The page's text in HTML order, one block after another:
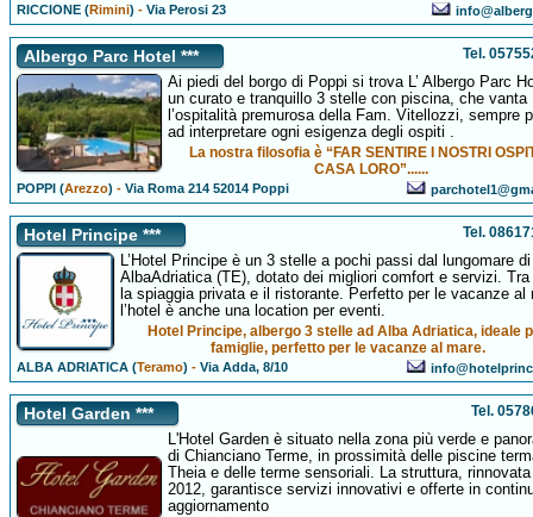
RICCIONE (Rimini) -Via Perosi 23
Albergo Parc Hotel *** Tel.
Ai piedi del borgo di Poppi si trova L’ Albergo Parc
un curato e tranquillo 3 stelle con piscina, che vanta
l’ospitalità premurosa della Fam. Vitellozzi, sempre
ad interpretare ogni esigenza degli ospiti .
La nostra filosofia è “FAR SENTIRE I NOSTRI
CASA LORO”......
POPPI (Arezzo) -Via Roma 214 52014 Poppi
Hotel Principe *** Tel.
L’Hotel Principe è un 3 stelle a pochi passi dal lungomare di
AlbaAdriatica (TE), dotato dei migliori comfort e servizi. Tra
la spiaggia privata e il ristorante. Perfetto per le vacanze al
l’hotel è anche una location per eventi.
Hotel Principe, albergo 3 stelle ad Alba Adriatica, ideale
famiglie, perfetto per le vacanze al mare.
ALBA ADRIATICA (Teramo) -Via Adda, 8/10
Hotel Garden *** Tel.
L'Hotel Garden è situato nella zona più verde e
di Chianciano Terme, in prossimità delle piscine
Theia e delle terme sensoriali. La struttura,
2012, garantisce servizi innovativi e offerte in
aggiornamento